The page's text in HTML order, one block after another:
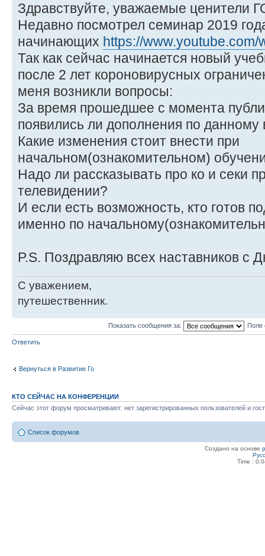
Здравствуйте, уважаемые ценители
Недавно посмотрел семинар 2019
начинающих https://
Так как сейчас начинается новый
после 2 лет короновирусных
меня возникли вопросы:
За время прошедшее с момента
появились ли дополнения по данному
Какие изменения стоит внести при
начальном(ознакомительном)
Надо ли рассказывать про ко и секи
телевидении?
И если есть возможность, кто готов
именно по
P.S. Поздравляю всех наставников с
С уважением,
путешественник.
Показать сообщения за: Поле
Ответить
Вернуться в Развитие Го
КТО СЕЙЧАС НА КОНФЕРЕНЦИИ
Сейчас этот форум просматривают: нет зарегистрированных пользователей и
Список форумов
Создано на основе
Time :